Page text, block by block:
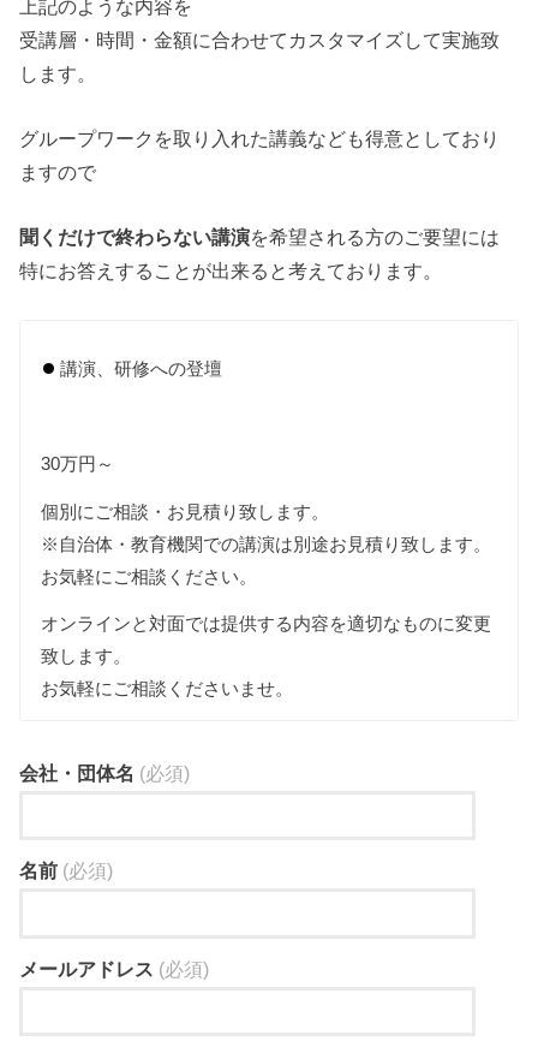
上記のような内容を
受講層・時間・金額に合わせてカスタマイズして実施致
します。
グループワークを取り入れた講義なども得意としており
ますので
聞くだけで終わらない講演を希望される方のご要望には
特にお答えすることが出来ると考えております。
講演、研修への登壇
30万円～
個別にご相談・お見積り致します。
※自治体・教育機関での講演は別途お見積り致します。
お気軽にご相談ください。
オンラインと対面では提供する内容を適切なものに変更
致します。
お気軽にご相談くださいませ。
会社・団体名 (必須)
名前 (必須)
メールアドレス (必須)